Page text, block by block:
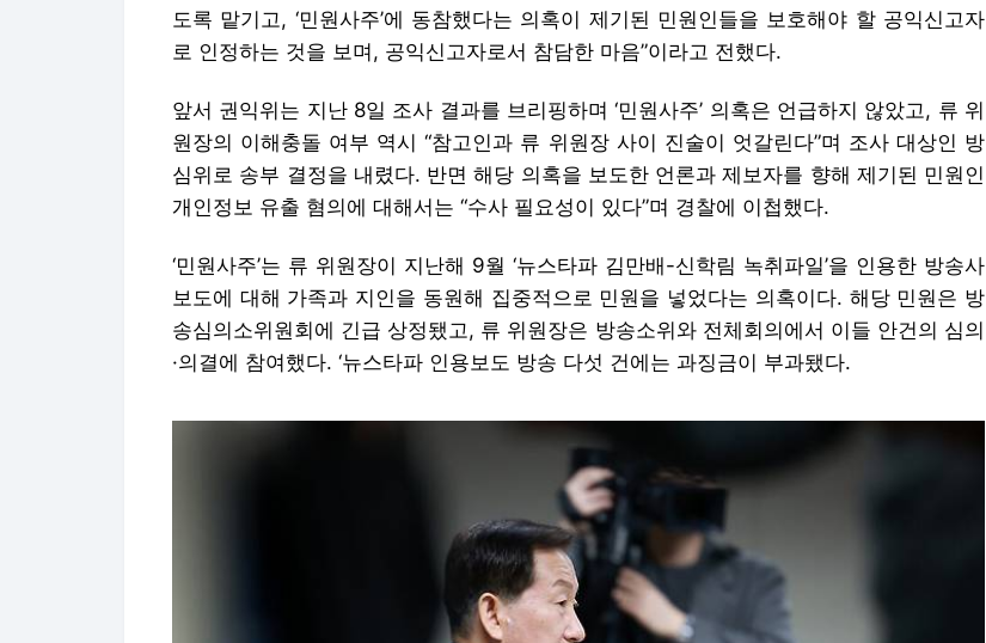
도록 맡기고, ‘민원사주’에 동참했다는 의혹이 제기된 민원인들을 보호해야 할 공익신고자
로 인정하는 것을 보며, 공익신고자로서 참담한 마음”이라고 전했다.
앞서 권익위는 지난 8일 조사 결과를 브리핑하며 ‘민원사주’ 의혹은 언급하지 않았고, 류 위
원장의 이해충돌 여부 역시 “참고인과 류 위원장 사이 진술이 엇갈린다”며 조사 대상인 방
심위로 송부 결정을 내렸다. 반면 해당 의혹을 보도한 언론과 제보자를 향해 제기된 민원인
개인정보 유출 혐의에 대해서는 “수사 필요성이 있다”며 경찰에 이첩했다.
‘민원사주’는 류 위원장이 지난해 9월 ‘뉴스타파 김만배-신학림 녹취파일’을 인용한 방송사
보도에 대해 가족과 지인을 동원해 집중적으로 민원을 넣었다는 의혹이다. 해당 민원은 방
송심의소위원회에 긴급 상정됐고, 류 위원장은 방송소위와 전체회의에서 이들 안건의 심의
·의결에 참여했다. ‘뉴스타파 인용보도 방송 다섯 건에는 과징금이 부과됐다.